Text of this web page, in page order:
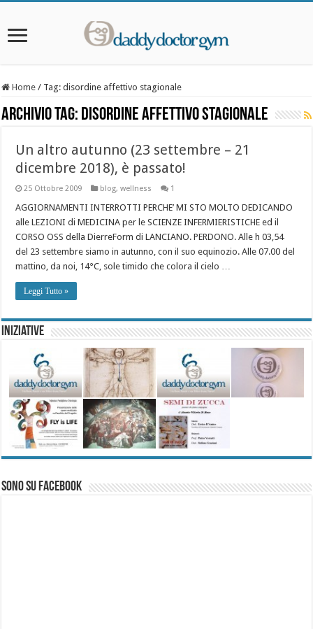
Home / Tag:disordine affettivo stagionale
Archivio Tag: disordine affettivo stagionale
Un altro autunno (23 settembre – 21
dicembre 2018), è passato!
25 Ottobre 2009 blog,wellness 1
AGGIORNAMENTI INTERROTTI PERCHE’ MI STO MOLTO DEDICANDO
alle LEZIONI di MEDICINA per le SCIENZE INFERMIERISTICHE ed il
CORSO OSS della DierreForm di LANCIANO. PERDONO. Alle h 03,54
del 23 settembre siamo in autunno, con il suo equinozio. Alle 07.00 del
mattino, da noi, 14°C, sole timido che colora il cielo …
Leggi Tutto »
Iniziative
Sono su Facebook